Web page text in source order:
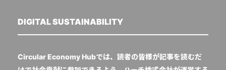
DIGITAL SUSTAINABILITY
Circular Economy Hubでは、読者の皆様が記事を読むだ